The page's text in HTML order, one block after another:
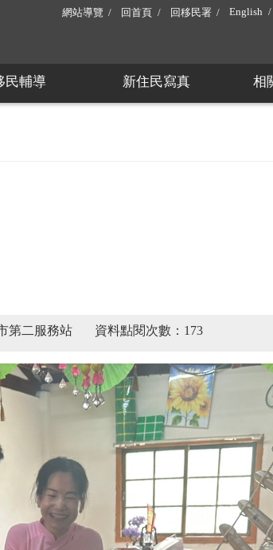
網站導覽 回首頁 回移民署 English
民輔導 新住民寫真 相
第二服務站 資料點閱次數：173